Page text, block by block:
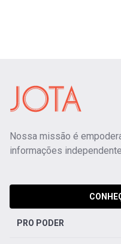
Nossa missão é
informações
PRO PODER